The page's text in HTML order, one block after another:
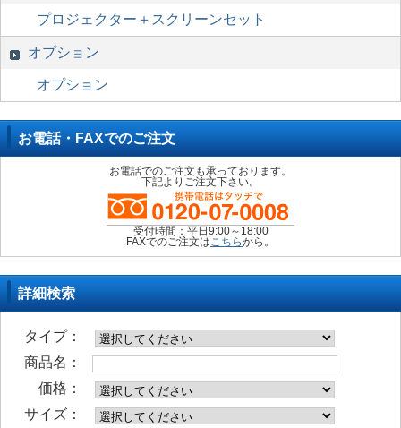
プロジェクター＋スクリーンセット
オプション
オプション
お電話・FAXでのご注文
お電話でのご注文も承っております。
下記よりご注文下さい。
受付時間：平日9:00～18:00
FAXでのご注文はこちらから。
詳細検索
タイプ：
商品名：
価格：
サイズ：